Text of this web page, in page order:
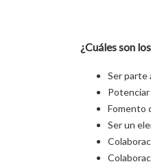
¿Cuáles son
Ser parte
Potenciar
Fomento
Ser un